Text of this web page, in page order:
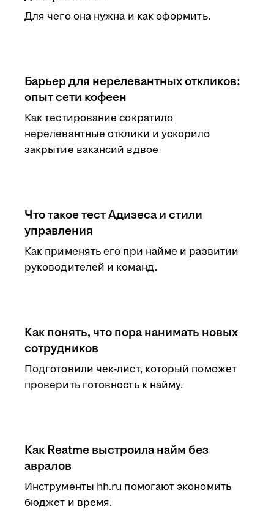
Для чего она нужна и как оформить.
Барьер для нерелевантных откликов:
опыт сети кофеен
Как тестирование сократило
нерелевантные отклики и ускорило
закрытие вакансий вдвое
Что такое тест Адизеса и стили
управления
Как применять его при найме и развитии
руководителей и команд.
Как понять, что пора нанимать новых
сотрудников
Подготовили чек-лист, который поможет
проверить готовность к найму.
Как Reatme выстроила найм без
авралов
Инструменты hh.ru помогают экономить
бюджет и время.